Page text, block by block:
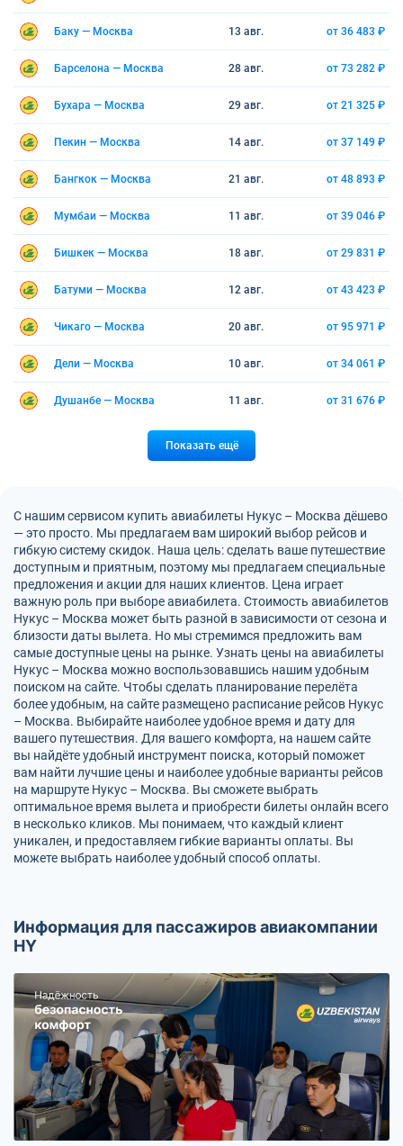
Баку — Москва 13 авг. от 36 483 ₽
Барселона — Москва 28 авг. от 73 282 ₽
Бухара — Москва 29 авг. от 21 325 ₽
Пекин — Москва 14 авг. от 37 149 ₽
Бангкок — Москва 21 авг. от 48 893 ₽
Мумбаи — Москва 11 авг. от 39 046 ₽
Бишкек — Москва 18 авг. от 29 831 ₽
Батуми — Москва 12 авг. от 43 423 ₽
Чикаго — Москва 20 авг. от 95 971 ₽
Дели — Москва 10 авг. от 34 061 ₽
Душанбе — Москва 11 авг. от 31 676 ₽
Показать ещё
С нашим сервисом купить авиабилеты Нукус – Москва дёшево
— это просто. Мы предлагаем вам широкий выбор рейсов и
гибкую систему скидок. Наша цель: сделать ваше путешествие
доступным и приятным, поэтому мы предлагаем специальные
предложения и акции для наших клиентов. Цена играет
важную роль при выборе авиабилета. Стоимость авиабилетов
Нукус – Москва может быть разной в зависимости от сезона и
близости даты вылета. Но мы стремимся предложить вам
самые доступные цены на рынке. Узнать цены на авиабилеты
Нукус – Москва можно воспользовавшись нашим удобным
поиском на сайте. Чтобы сделать планирование перелёта
более удобным, на сайте размещено расписание рейсов Нукус
– Москва. Выбирайте наиболее удобное время и дату для
вашего путешествия. Для вашего комфорта, на нашем сайте
вы найдёте удобный инструмент поиска, который поможет
вам найти лучшие цены и наиболее удобные варианты рейсов
на маршруте Нукус – Москва. Вы сможете выбрать
оптимальное время вылета и приобрести билеты онлайн всего
в несколько кликов. Мы понимаем, что каждый клиент
уникален, и предоставляем гибкие варианты оплаты. Вы
можете выбрать наиболее удобный способ оплаты.
Информация для пассажиров авиакомпании
HY